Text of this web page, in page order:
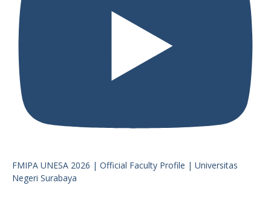
FMIPA UNESA 2026 | Official Faculty Profile | Universitas
Negeri Surabaya